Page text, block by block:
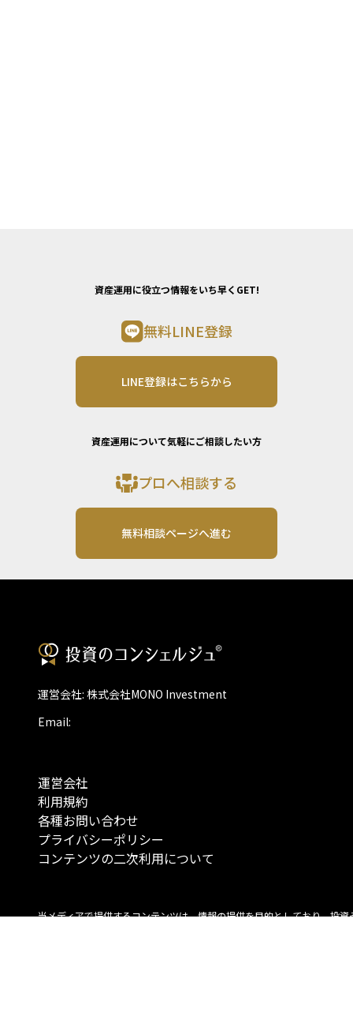
資産運用に役立つ情報をいち早くGET!
無料LINE登録
LINE登録はこちらから
資産運用について気軽にご相談したい方
プロへ相談する
無料相談ページへ進む
運営会社: 株式会社MONO Investment
Email:
運営会社
利用規約
各種お問い合わせ
プライバシーポリシー
コンテンツの二次利用について
当メディアで提供するコンテンツは、情報の提供を目的としており、投資